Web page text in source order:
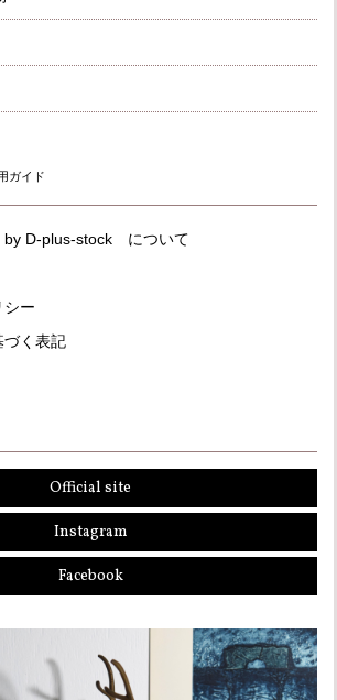
ガイド
D-plus-stock について
シー
づく表記
Official site
Instagram
Facebook